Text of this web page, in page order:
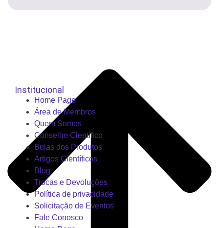
Institucional
Home Page
Área de Membros
Quem Somos
Conselho Científico
Bulas dos Produtos
Artigos Científicos
Blog
Trocas e Devoluções
Política de privacidade
Solicitação de Eventos
Fale Conosco